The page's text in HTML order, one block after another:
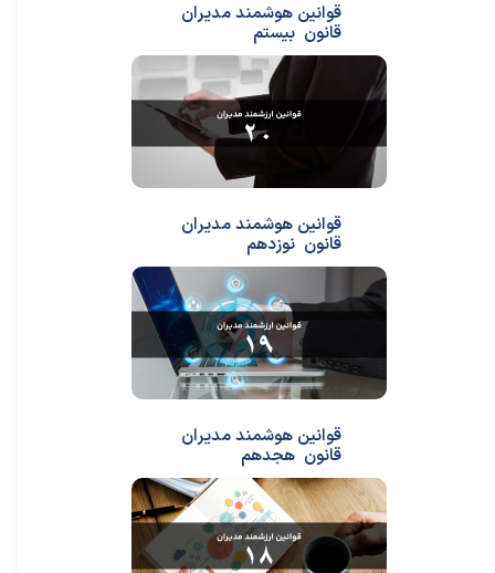
قوانین هوشمند مدیران
قانون بیستم
قوانین هوشمند مدیران
قانون نوزدهم
قوانین هوشمند مدیران
قانون هجدهم